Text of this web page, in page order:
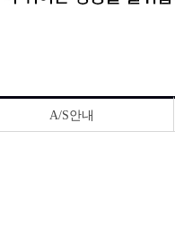
A/S안내